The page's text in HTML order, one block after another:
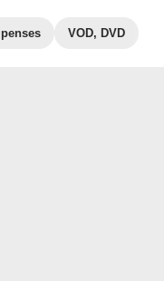
VOD, DVD